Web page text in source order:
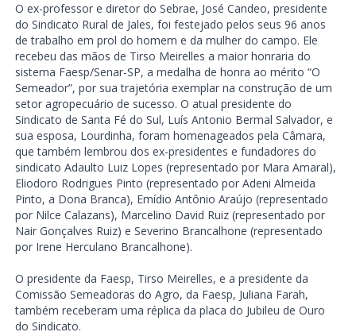
O ex-professor e diretor do Sebrae, José Candeo, presidente
do Sindicato Rural de Jales, foi festejado pelos seus 96 anos
de trabalho em prol do homem e da mulher do campo. Ele
recebeu das mãos de Tirso Meirelles a maior honraria do
sistema Faesp/Senar-SP, a medalha de honra ao mérito “O
Semeador”, por sua trajetória exemplar na construção de um
setor agropecuário de sucesso. O atual presidente do
Sindicato de Santa Fé do Sul, Luís Antonio Bermal Salvador, e
sua esposa, Lourdinha, foram homenageados pela Câmara,
que também lembrou dos ex-presidentes e fundadores do
sindicato Adaulto Luiz Lopes (representado por Mara Amaral),
Eliodoro Rodrigues Pinto (representado por Adeni Almeida
Pinto, a Dona Branca), Emídio Antônio Araújo (representado
por Nilce Calazans), Marcelino David Ruiz (representado por
Nair Gonçalves Ruiz) e Severino Brancalhone (representado
por Irene Herculano Brancalhone).
O presidente da Faesp, Tirso Meirelles, e a presidente da
Comissão Semeadoras do Agro, da Faesp, Juliana Farah,
também receberam uma réplica da placa do Jubileu de Ouro
do Sindicato.